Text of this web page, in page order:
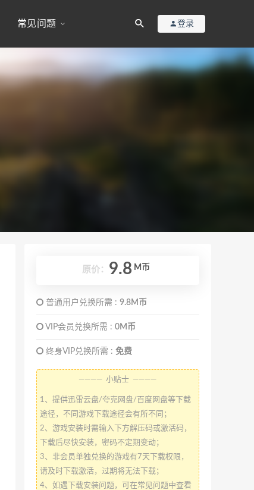
常见问题 登录
原价： 9.8 M币
普通用户兑换所需 : 9.8M币
VIP会员兑换所需 : 0M币
终身VIP兑换所需 : 免费
———— 小贴士 ————
1、提供迅雷云盘/夸克网盘/百度网盘等下载
途径，不同游戏下载途径会有所不同；
2、游戏安装时需输入下方解压码或激活码，
下载后尽快安装，密码不定期变动；
3、非会员单独兑换的游戏有7天下载权限，
请及时下载激活，过期将无法下载；
4、如遇下载安装问题，可在常见问题中查看